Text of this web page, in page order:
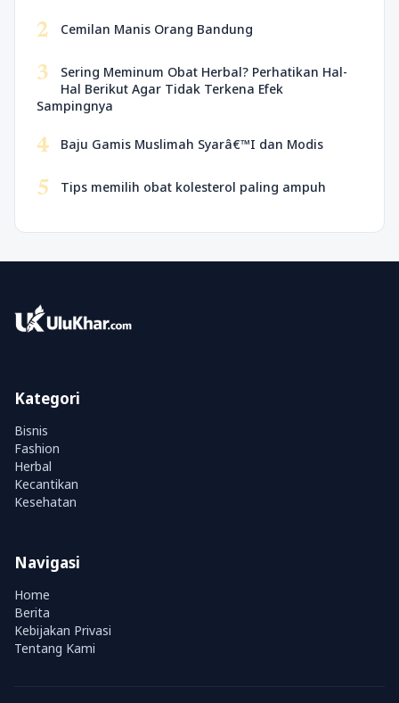
2 Cemilan Manis Orang Bandung
3
Sering Meminum Obat Herbal? Perhatikan Hal-
Hal Berikut Agar Tidak Terkena Efek
Sampingnya
4 Baju Gamis Muslimah Syarâ€™I dan Modis
5 Tips memilih obat kolesterol paling ampuh
Kategori
Bisnis
Fashion
Herbal
Kecantikan
Kesehatan
Navigasi
Home
Berita
Kebijakan Privasi
Tentang Kami